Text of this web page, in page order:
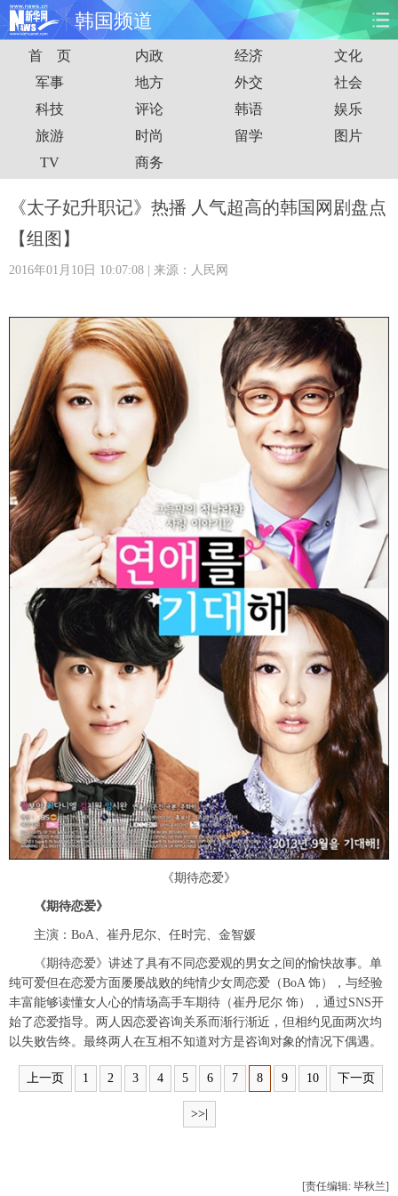
韩国频道
首页 时政 国际 财经
娱乐 体育 人事 教育
时尚 思客
港澳 台湾 华人 汽车
科技
旅游 健康 信息化 数据
金融 公益 军事 无人机
富媒体 摄影 新华广播
新华电视中文 新华电视英文 返回PC
首 页 内政 经济
文化
军事
地方 外交
社会
科技
评论 韩语
娱乐
旅游
时尚 留学
图片
TV
商务
《太子妃升职记》热播 人气超高的韩国网剧盘点
【组图】
2016年01月10日 10:07:08 | 来源：人民网
《期待恋爱》
《期待恋爱》
主演：BoA、崔丹尼尔、任时完、金智媛
《期待恋爱》讲述了具有不同恋爱观的男女之间的愉快故事。单
纯可爱但在恋爱方面屡屡战败的纯情少女周恋爱（BoA 饰），与经验
丰富能够读懂女人心的情场高手车期待（崔丹尼尔 饰），通过SNS开
始了恋爱指导。两人因恋爱咨询关系而渐行渐近，但相约见面两次均
以失败告终。最终两人在互相不知道对方是咨询对象的情况下偶遇。
上一页 1 2 3 4 5 6 7 8 9 10 下一页
>>|
[责任编辑: 毕秋兰]